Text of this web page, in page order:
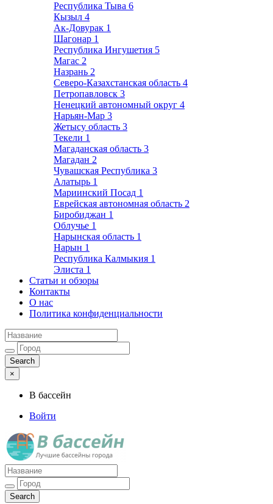
Республика Тыва 6
Кызыл 4
Ак-Довурак 1
Шагонар 1
Республика Ингушетия 5
Магас 2
Назрань 2
Северо-Казахстанская область 4
Петропавловск 3
Ненецкий автономный округ 4
Нарьян-Мар 3
Жетысу область 3
Текели 1
Магаданская область 3
Магадан 2
Чувашская Республика 3
Алатырь 1
Мариинский Посад 1
Еврейская автономная область 2
Биробиджан 1
Облучье 1
Нарынская область 1
Нарын 1
Республика Калмыкия 1
Элиста 1
Статьи и обзоры
Контакты
О нас
Политика конфиденциальности
×
В бассейн
Войти
Лучшие бассейны города